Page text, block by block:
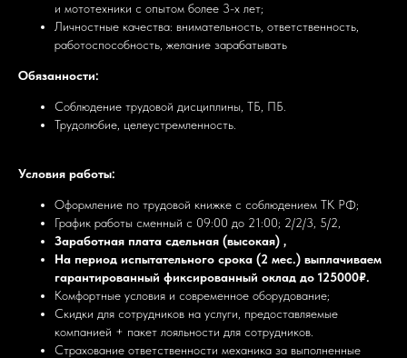
и мототехники с опытом более 3-х лет;
Личностные качества: внимательность, ответственность,
работоспособность, желание зарабатывать
Обязанности:
Соблюдение трудовой дисциплины, ТБ, ПБ.
Трудолюбие, целеустремленность.
Условия работы:
Оформление по трудовой книжке с соблюдением ТК РФ;
График работы сменный с 09:00 до 21:00; 2/2/3, 5/2,
Заработная плата сдельная (высокая) ,
На период испытательного срока (2 мес.) выплачиваем
гарантированный фиксированный оклад до 125000₽.
Комфортные условия и современное оборудование;
Скидки для сотрудников на услуги, предоставляемые
компанией + пакет лояльности для сотрудников.
Страхование ответственности механика за выполненные